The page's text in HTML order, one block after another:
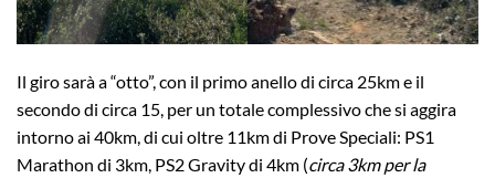
Il giro sarà a “otto”, con il primo anello di circa 25km e il
secondo di circa 15, per un totale complessivo che si aggira
intorno ai 40km, di cui oltre 11km di Prove Speciali: PS1
Marathon di 3km, PS2 Gravity di 4km (circa 3km per la